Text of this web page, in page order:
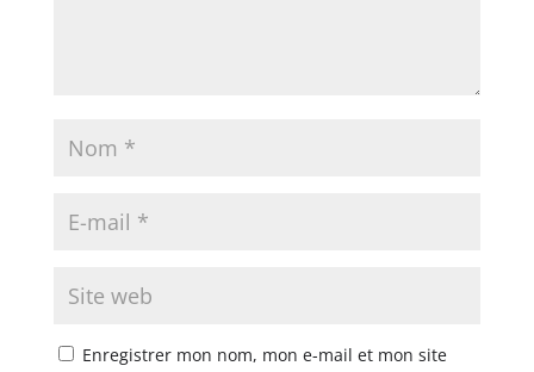
Enregistrer mon nom, mon e-mail et mon site